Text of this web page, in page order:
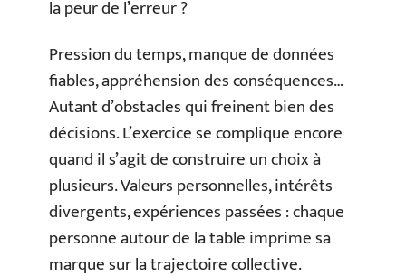
la peur de l’erreur ?
Pression du temps, manque de données
fiables, appréhension des conséquences…
Autant d’obstacles qui freinent bien des
décisions. L’exercice se complique encore
quand il s’agit de construire un choix à
plusieurs. Valeurs personnelles, intérêts
divergents, expériences passées : chaque
personne autour de la table imprime sa
marque sur la trajectoire collective.